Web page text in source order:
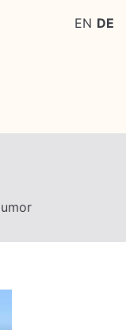
EN DE